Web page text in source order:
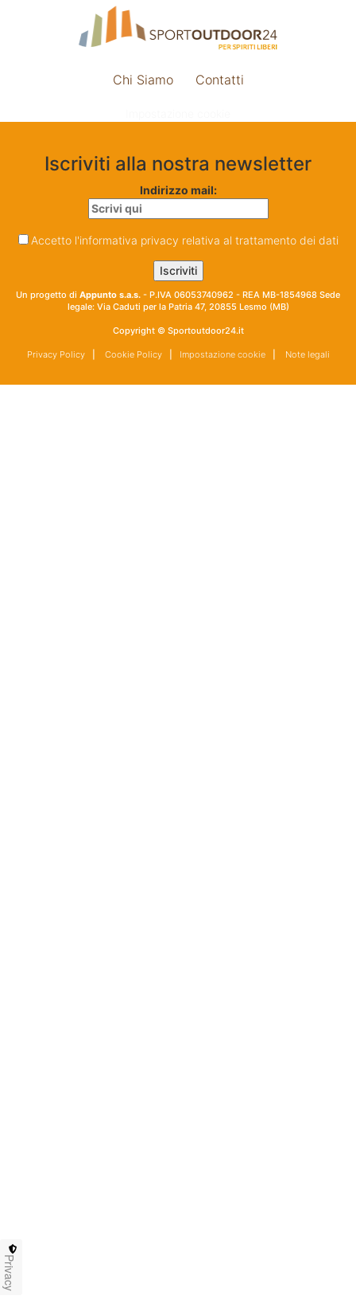
Chi Siamo Contatti
Iscriviti alla nostra newsletter
Indirizzo mail:
Accetto l'informativa privacy relativa al trattamento dei dati
Un progetto di Appunto s.a.s. - P.IVA 06053740962 - REA MB-1854968 Sede
legale: Via Caduti per la Patria 47, 20855 Lesmo (MB)
Copyright © Sportoutdoor24.it
Privacy Policy| Cookie Policy| Impostazione cookie| Note legali
Privacy